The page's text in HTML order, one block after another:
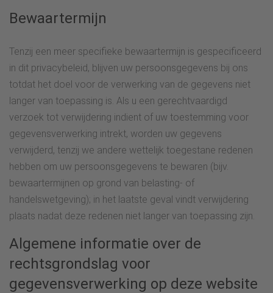
Bewaartermijn
Tenzij een meer specifieke bewaartermijn is gespecificeerd
in dit privacybeleid, blijven uw persoonsgegevens bij ons
totdat het doel voor de verwerking van de gegevens niet
langer van toepassing is. Als u een gerechtvaardigd
verzoek tot verwijdering indient of uw toestemming voor
gegevensverwerking intrekt, worden uw gegevens
verwijderd, tenzij we andere wettelijk toegestane redenen
hebben om uw persoonsgegevens te bewaren (bijv.
bewaartermijnen op grond van belasting- of
handelswetgeving); in het laatste geval vindt verwijdering
plaats nadat deze redenen niet langer van toepassing zijn.
Algemene informatie over de
rechtsgrondslag voor
gegevensverwerking op deze website